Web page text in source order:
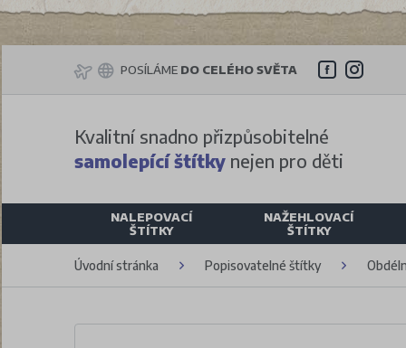
POSÍLÁME DO CELÉHO SVĚTA
Kvalitní snadno přizpůsobitelné
samolepící štítky nejen pro děti
NALEPOVACÍ
ŠTÍTKY
NAŽEHLOVACÍ
ŠTÍTKY
Úvodní stránka Popisovatelné štítky